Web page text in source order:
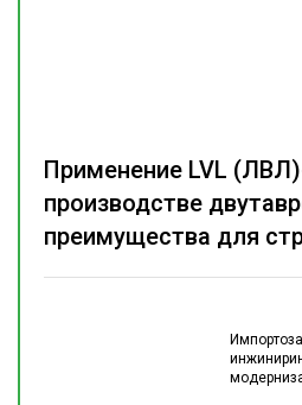
Применение LVL
производстве
преимущества для